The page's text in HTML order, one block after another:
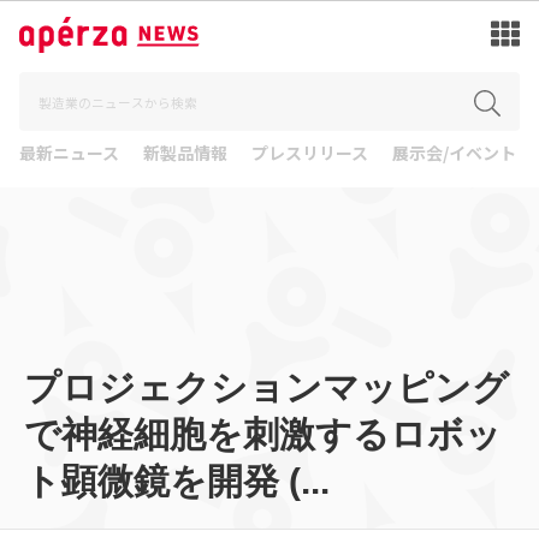
最新ニュース 新製品情報 プレスリリース 展示会/イベント
プロジェクションマッピング
で神経細胞を刺激するロボッ
ト顕微鏡を開発 (...